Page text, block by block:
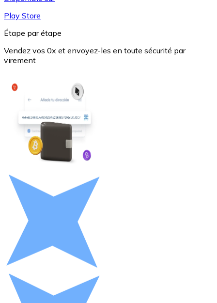
Litecoin
LTC
XRP
Play Store
Étape par étape
Vendez vos 0x et envoyez-les en toute sécurité par
virement